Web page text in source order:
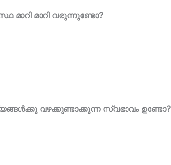
മാറി മാറി വരുന്നുണ്ടോ?
വഴക്കുണ്ടാക്കുന്ന സ്വഭാവം ഉണ്ടോ?